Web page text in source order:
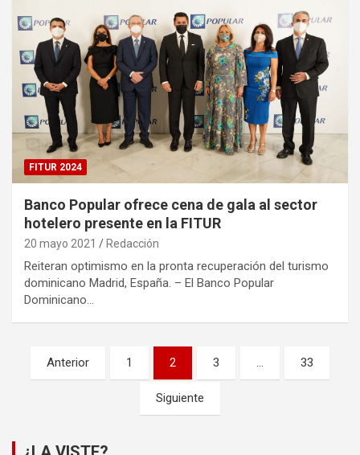
FITUR 2024
Banco Popular ofrece cena de gala al sector
hotelero presente en la FITUR
20 mayo 2021 Redacción
Reiteran optimismo en la pronta recuperación del turismo
dominicano Madrid, España. – El Banco Popular
Dominicano…
Paginación
de
Anterior 1 2 3 … 33
Siguiente